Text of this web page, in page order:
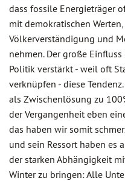
dass fossile Energieträger
mit demokratischen
Völkerverständigung und
nehmen. Der große
Politik verstärkt - weil oft
verknüpfen - diese
als Zwischenlösung zu
der Vergangenheit eben
das haben wir somit
und sein Ressort haben es
der starken Abhängigkeit
Winter zu bringen: Alle